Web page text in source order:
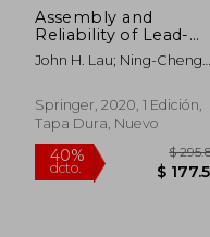
40%
dcto.
Assembly and
Reliability of Lead-
Free Solder Joints (en
Inglés)
John H. Lau; Ning-Cheng
Springer, 2020, 1 Edición,
Tapa Dura, Nuevo